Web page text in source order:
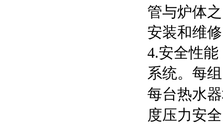
管与炉体
安装和维
4.安全性
系统。每
每台热水
度压力安